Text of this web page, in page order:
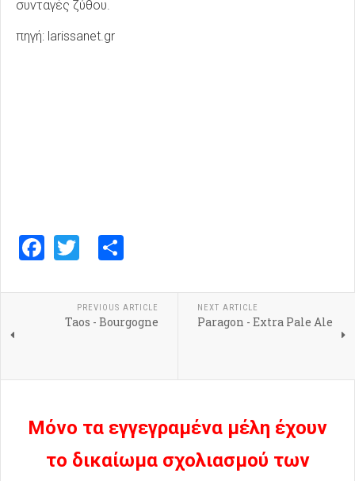
συνταγές ζύθου.
πηγή: larissanet.gr
Facebook
Twitter
PREVIOUS ARTICLE
Taos - Bourgogne
NEXT ARTICLE
Paragon - Extra Pale Ale
Μόνο τα εγγεγραμένα μέλη έχουν
το δικαίωμα σχολιασμού των